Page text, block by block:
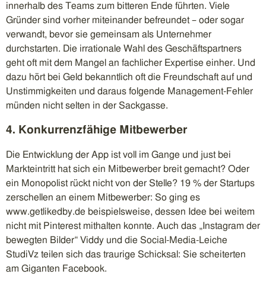
innerhalb des Teams zum bitteren Ende führten. Viele
Gründer sind vorher miteinander befreundet – oder sogar
verwandt, bevor sie gemeinsam als Unternehmer
durchstarten. Die irrationale Wahl des Geschäftspartners
geht oft mit dem Mangel an fachlicher Expertise einher. Und
dazu hört bei Geld bekanntlich oft die Freundschaft auf und
Unstimmigkeiten und daraus folgende Management-Fehler
münden nicht selten in der Sackgasse.
4. Konkurrenzfähige Mitbewerber
Die Entwicklung der App ist voll im Gange und just bei
Markteintritt hat sich ein Mitbewerber breit gemacht? Oder
ein Monopolist rückt nicht von der Stelle? 19 % der Startups
zerschellen an einem Mitbewerber: So ging es
www.getlikedby.de beispielsweise, dessen Idee bei weitem
nicht mit Pinterest mithalten konnte. Auch das „Instagram der
bewegten Bilder“ Viddy und die Social-Media-Leiche
StudiVz teilen sich das traurige Schicksal: Sie scheiterten
am Giganten Facebook.